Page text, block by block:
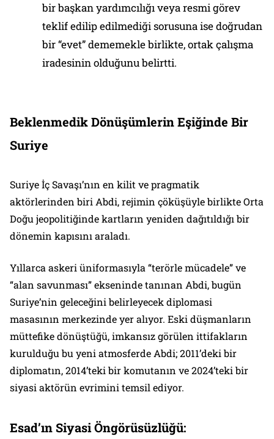
bir başkan yardımcılığı veya resmi görev
teklif edilip edilmediği sorusuna ise doğrudan
bir “evet” dememekle birlikte, ortak çalışma
iradesinin olduğunu belirtti.
Beklenmedik Dönüşümlerin Eşiğinde Bir
Suriye
Suriye İç Savaşı’nın en kilit ve pragmatik
aktörlerinden biri Abdi, rejimin çöküşüyle birlikte Orta
Doğu jeopolitiğinde kartların yeniden dağıtıldığı bir
dönemin kapısını araladı.
Yıllarca askeri üniformasıyla “terörle mücadele” ve
“alan savunması” ekseninde tanınan Abdi, bugün
Suriye’nin geleceğini belirleyecek diplomasi
masasının merkezinde yer alıyor. Eski düşmanların
müttefike dönüştüğü, imkansız görülen ittifakların
kurulduğu bu yeni atmosferde Abdi; 2011’deki bir
diplomatın, 2014’teki bir komutanın ve 2024’teki bir
siyasi aktörün evrimini temsil ediyor.
Esad’ın Siyasi Öngörüsüzlüğü: